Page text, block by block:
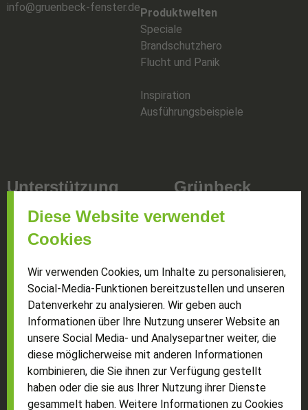
info@gruenbeck-fenster.deProduktwelten
Speciale
Brandschutzhero
Flucht und Panik
Inspiration
Ausführungsbeispiele
Unterstützung
für Architekten
für Bauträger
bei der Montage
bei häufigen Fragen (FAQ)
bei wichtigen Themen (Ratgeber)
wenn’s klemmt (Fensterdoktor)
Grünbeck
Partner
Über uns
Karriere
Kontakt
Diese Website verwendet
Cookies
Wir verwenden Cookies, um Inhalte zu personalisieren,
Social-Media-Funktionen bereitzustellen und unseren
Datenverkehr zu analysieren. Wir geben auch
Informationen über Ihre Nutzung unserer Website an
unsere Social Media- und Analysepartner weiter, die
diese möglicherweise mit anderen Informationen
kombinieren, die Sie ihnen zur Verfügung gestellt
haben oder die sie aus Ihrer Nutzung ihrer Dienste
gesammelt haben. Weitere Informationen zu Cookies